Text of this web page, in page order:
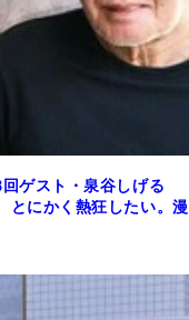
ゲスト・泉谷しげる
とにかく熱狂したい。漫